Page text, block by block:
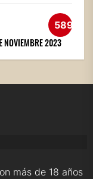
589
NOVIEMBRE 2023
más de 18 años